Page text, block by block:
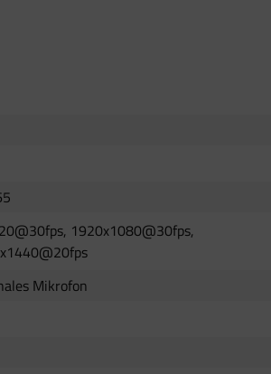
1920x1080@30fps,
Mikrofon